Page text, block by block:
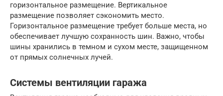
горизонтальное размещение. Вертикальное
размещение позволяет сэкономить место.
Горизонтальное размещение требует больше места, но
обеспечивает лучшую сохранность шин. Важно, чтобы
шины хранились в темном и сухом месте, защищенном
от прямых солнечных лучей.
Системы вентиляции гаража